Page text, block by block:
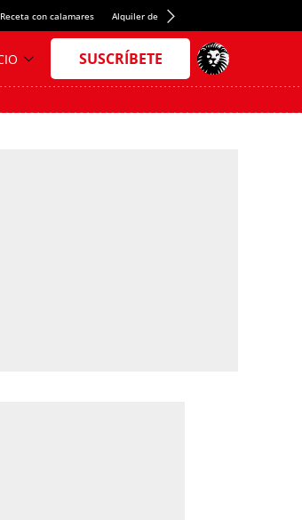
Receta con calamares Alquiler de habitaciones en España